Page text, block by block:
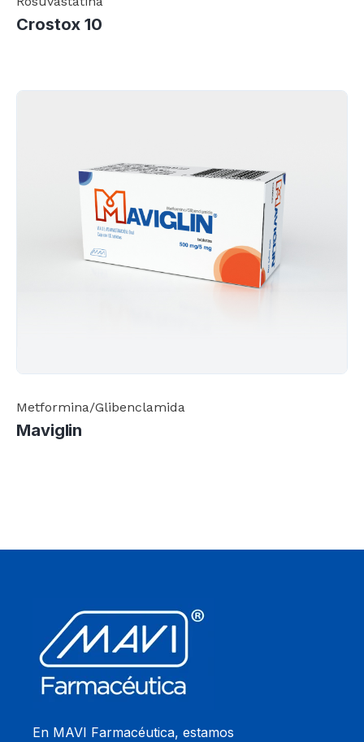
Crostox 10
Metformina/Glibenclamida
Maviglin
En MAVI Farmacéutica, estamos